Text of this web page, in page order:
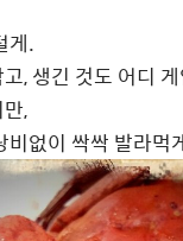
게.
, 생긴 것도 어디
,
비없이 싹싹 발라먹